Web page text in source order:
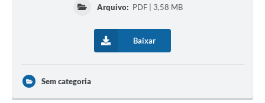
Audiências Públicas
Arquivo: PDF | 3,58 MB
Baixar
Sem categoria